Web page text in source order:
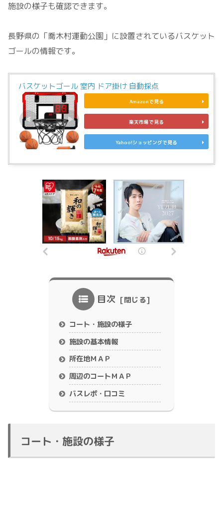
施設の様子も確認できます。
長野県の「喬木村運動公園」に設置されているバスケット
ゴールの情報です。
バスケットゴール 室内 ドア掛け 自動採点
Amazonで見る
楽天市場で見る
Yahoo!ショッピングで見る
目次
コート・施設の様子
施設の基本情報
所在地ＭＡＰ
周辺のコートＭＡＰ
バスレポ・口コミ
コート・施設の様子